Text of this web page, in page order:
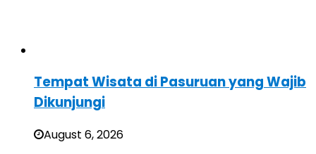
Tempat Wisata di Pasuruan yang Wajib
Dikunjungi
August 6, 2026